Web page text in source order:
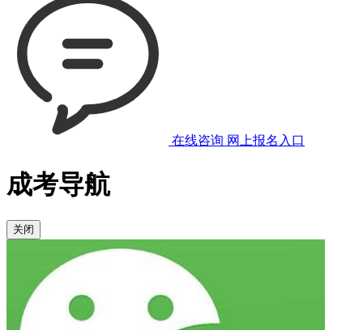
在线咨询 网上报名入口
成考导航
关闭